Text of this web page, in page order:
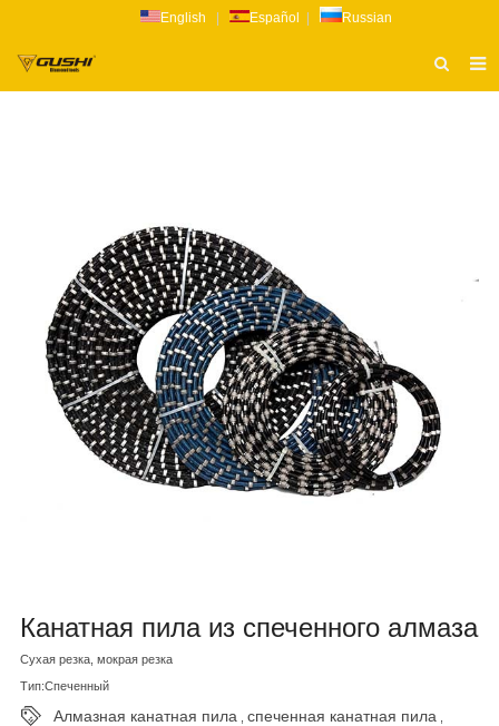
English Español Russian
КАТАЛОГ
РАССЛЕДОВАНИЕ
СВЯЗАТЬСЯ С НАМИ
Канатная пила из спеченного алмаза
Сухая резка, мокрая резка
Тип:Спеченный
Алмазная канатная пила спеченная канатная пила